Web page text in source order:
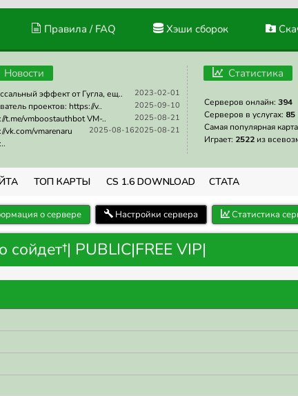
Правила / FAQ Хэши сборок
Новости
2023-02-01
эффект от Гугла, ещ..
2025-09-10
проектов: https://v..
2025-08-21
t.me/vmboostauthbot VM-..
2025-08-21
2025-08-16
vk.com/vmarenaru
Статистика
Серверов онлайн: 394
Серверов в услугах: 85
Самая популярная
Играет: 2522 из
ТОП КАРТЫ CS 1.6 DOWNLOAD СТАТА
о сервере Настройки сервера Статистика
PUBLIC|FREE VIP|